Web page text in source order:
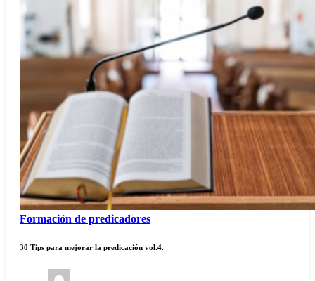
Formación de predicadores
30 Tips para mejorar la predicación vol.4.